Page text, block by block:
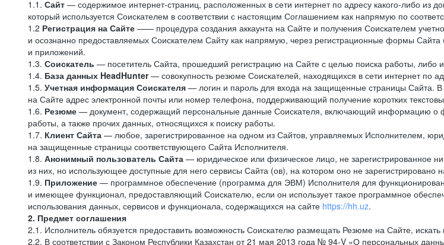
1.1. Сайт — содержимое интернет-страниц, расположенных в сети интернет по адресу какого-либо из
который используется Соискателем в соответствии с настоящим Соглашением как напрямую по
1.2 Регистрация на Сайте —— процедура создания аккаунта на Сайте и получения Соискателем
и осознанно предоставляемых Соискателем Сайту как напрямую, через регистрационные формы
и приложений.
1.3. Соискатель — посетитель Сайта, прошедший регистрацию на Сайте с целью поиска работы, либо
1.4. База данных HeadHunter— совокупность резюме Соискателей, находящихся в сети интернет по
1.5. Учетная информация Соискателя — логин и пароль для входа на защищенные страницы Сайта. В
на Сайте адрес электронной почты или номер телефона, поддерживающий получение коротких
1.6. Резюме — документ, содержащий персональные данные Соискателя, включающий информацию о
работы, а также прочих данных, относящихся к поиску работы.
1.7. Клиент Сайта — любое, зарегистрированное на одном из Сайтов, управляемых Исполнителем,
на защищенные страницы соответствующего Сайта Исполнителя.
1.8. Анонимный пользователь Сайта — юридическое или физическое лицо, не зарегистрированное
из них, но использующее доступные для него сервисы Сайта (ов), на котором оно не зарегистрировано
1.9. Приложение — программное обеспечение (программа для ЭВМ) Исполнителя для
и имеющее функционал, предоставляющий Соискателю, если он использует такое программное
использования данных, сервисов и функционала, содержащихся на сайте https://hh.uz.
2. Предмет соглашения
2.1. Исполнитель обязуется предоставить возможность Соискателю размещать Резюме на Сайте,
2.2. В соответствии с Законом Республики Казахстан от 21 мая 2013 года № 94-V «О персональных